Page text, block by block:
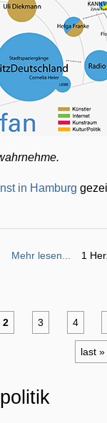
in Hamburg
Mehr lesen... 1
2 3 4
last »